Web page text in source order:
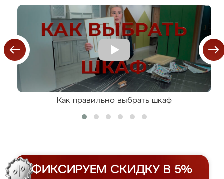
Как правильно выбрать шкаф
ФИКСИРУЕМ СКИДКУ В 5%